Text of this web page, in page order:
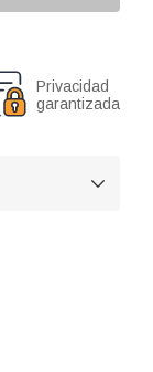
Privacidad
garantizada
